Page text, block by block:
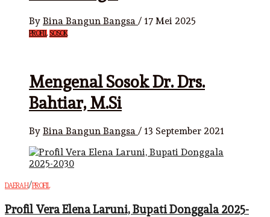
By Bina Bangun Bangsa / 17 Mei 2025
PROFIL SOSOK
Mengenal Sosok Dr. Drs.
Bahtiar, M.Si
By Bina Bangun Bangsa / 13 September 2021
DAERAH/PROFIL
Profil Vera Elena Laruni, Bupati Donggala 2025-